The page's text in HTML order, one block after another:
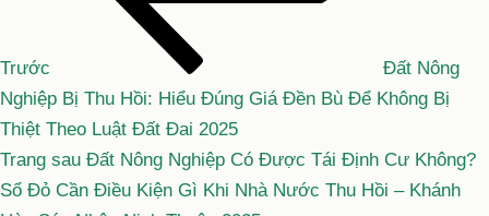
viết
Trước
Đất Nông
Nghiệp Bị Thu Hồi: Hiểu Đúng Giá Đền Bù Để Không Bị
Thiệt Theo Luật Đất Đai 2025
Bài
tiếp
Trang sau Đất Nông Nghiệp Có Được Tái Định Cư Không?
Sổ Đỏ Cần Điều Kiện Gì Khi Nhà Nước Thu Hồi – Khánh